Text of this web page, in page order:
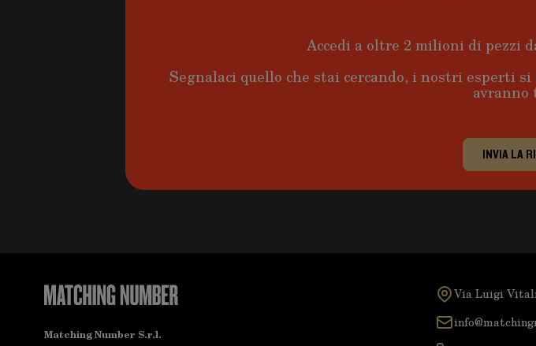
Accedi a oltre 2 milioni di pezzi
Segnalaci quello che stai cercando, i nostri esperti
avranno
INVIA LA
Matching Number S.r.l.
Via Luigi